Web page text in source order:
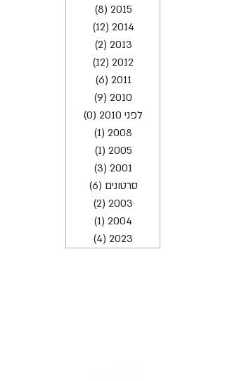
2015
(8)
2014
(12)
2013
(2)
2012
(12)
2011
(6)
2010
(9)
לפני 2010
(0)
2008
(1)
2005
(1)
2001
(3)
סרטונים (6)
2003
(2)
2004
(1)
2023
(4)